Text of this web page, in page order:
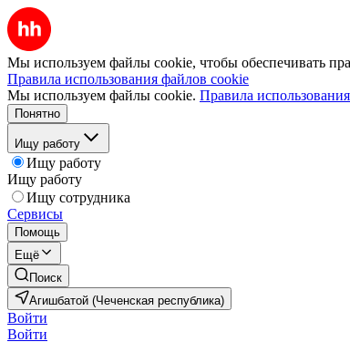
Мы используем файлы cookie, чтобы обеспечивать
Правила использования файлов cookie
Мы используем файлы cookie. Правила
Понятно
Ищу работу
Ищу работу
Ищу работу
Ищу сотрудника
Сервисы
Помощь
Ещё
Поиск
Агишбатой (Чеченская республика)
Войти
Войти